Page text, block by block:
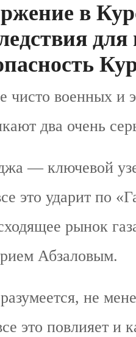
в
чисто военных и
два очень
— ключевой
это ударит по
рынок
Абзаловым.
не
это повлияет и